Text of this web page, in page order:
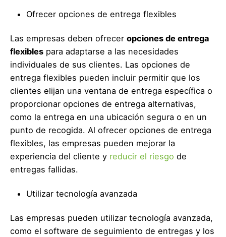
Ofrecer opciones de entrega flexibles
Las empresas deben ofrecer opciones de entrega
flexibles para adaptarse a las necesidades
individuales de sus clientes. Las opciones de
entrega flexibles pueden incluir permitir que los
clientes elijan una ventana de entrega específica o
proporcionar opciones de entrega alternativas,
como la entrega en una ubicación segura o en un
punto de recogida. Al ofrecer opciones de entrega
flexibles, las empresas pueden mejorar la
experiencia del cliente y reducir el riesgo de
entregas fallidas.
Utilizar tecnología avanzada
Las empresas pueden utilizar tecnología avanzada,
como el software de seguimiento de entregas y los